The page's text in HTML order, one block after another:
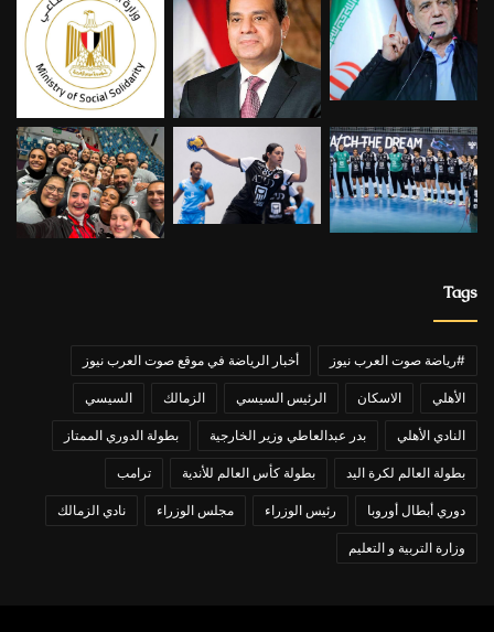
Tags
#رياضة صوت العرب نيوز أخبار الرياضة في موقع صوت العرب نيوز
الأهلي الاسكان الرئيس السيسي الزمالك السيسي
النادي الأهلي بدر عبدالعاطي وزير الخارجية بطولة الدوري الممتاز
بطولة العالم لكرة اليد بطولة كأس العالم للأندية ترامب
دوري أبطال أوروبا رئيس الوزراء مجلس الوزراء نادي الزمالك
وزارة التربية و التعليم